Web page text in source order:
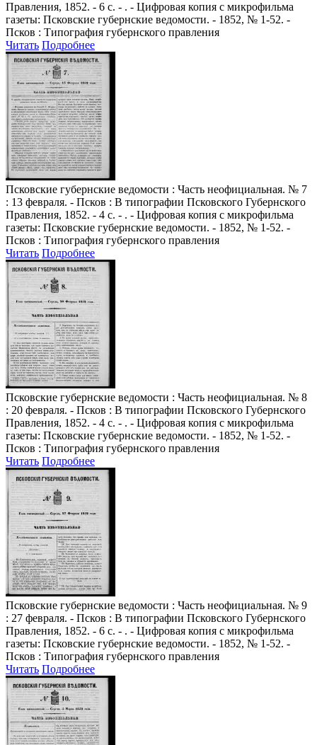
Правления, 1852. - 6 с. - . - Цифровая копия с микрофильма
газеты: Псковские губернские ведомости. - 1852, № 1-52. -
Псков : Типография губернского правления
Читать Подробнее
Псковские губернские ведомости : Часть неофициальная. № 7
: 13 февраля. - Псков : В типографии Псковского Губернского
Правления, 1852. - 4 с. - . - Цифровая копия с микрофильма
газеты: Псковские губернские ведомости. - 1852, № 1-52. -
Псков : Типография губернского правления
Читать Подробнее
Псковские губернские ведомости : Часть неофициальная. № 8
: 20 февраля. - Псков : В типографии Псковского Губернского
Правления, 1852. - 4 с. - . - Цифровая копия с микрофильма
газеты: Псковские губернские ведомости. - 1852, № 1-52. -
Псков : Типография губернского правления
Читать Подробнее
Псковские губернские ведомости : Часть неофициальная. № 9
: 27 февраля. - Псков : В типографии Псковского Губернского
Правления, 1852. - 6 с. - . - Цифровая копия с микрофильма
газеты: Псковские губернские ведомости. - 1852, № 1-52. -
Псков : Типография губернского правления
Читать Подробнее